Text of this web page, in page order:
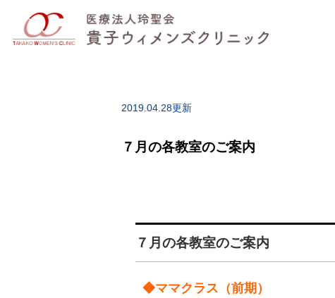
2019.04.28更新
７月の各教室のご案内
７月の各教室のご案内
◆ママクラス（前期）